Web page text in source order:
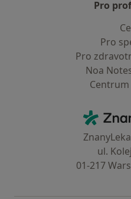
Pro
Pro
Pro
Noa
ul.
01-217